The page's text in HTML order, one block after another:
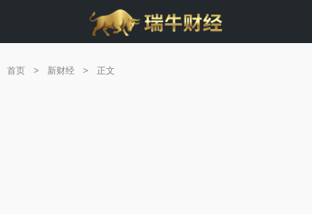
首页 > 新财经 > 正文